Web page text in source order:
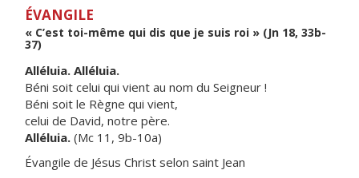
ÉVANGILE
« C’est toi-même qui dis que je suis roi » (Jn 18, 33b-
37)
Alléluia. Alléluia.
Béni soit celui qui vient au nom du Seigneur !
Béni soit le Règne qui vient,
celui de David, notre père.
Alléluia. (Mc 11, 9b-10a)
Évangile de Jésus Christ selon saint Jean